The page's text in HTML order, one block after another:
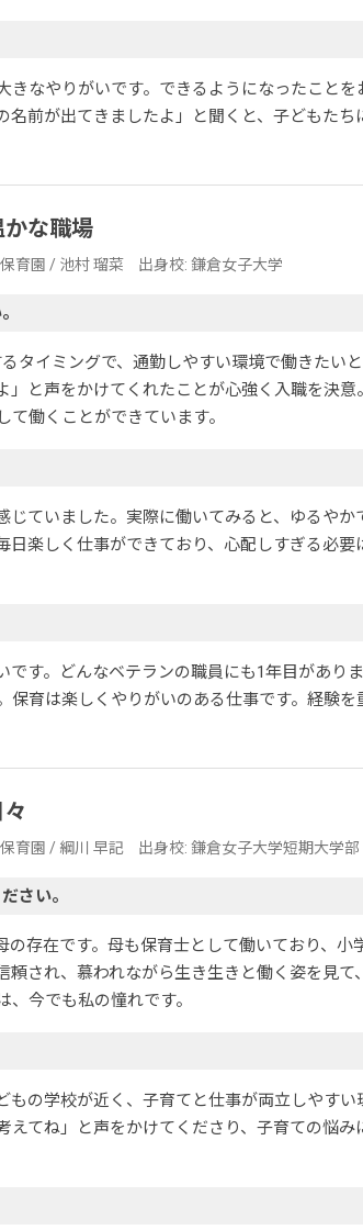
なやりがいです。できるようになったこと
前が出てきましたよ」と聞くと、子どもた
な職場
育園 / 池村 瑠菜⠀ 出身校: 鎌倉女子大学
タイミングで、通勤しやすい環境で働きたい
」と声をかけてくれたことが心強く入職を決
働くことができています。
ていました。実際に働いてみると、ゆるや
楽しく仕事ができており、心配しすぎる必
す。どんなベテランの職員にも1年目があり
育は楽しくやりがいのある仕事です。経験
育園 / 綱川 早記⠀ 出身校: 鎌倉女子大学短期大学部
さい。
の存在です。母も保育士として働いており、
頼され、慕われながら生き生きと働く姿を見
今でも私の憧れです。
の学校が近く、子育てと仕事が両立しやす
てね」と声をかけてくださり、子育ての悩